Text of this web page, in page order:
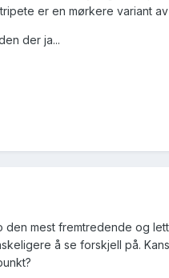
er en mørkere variant
der ja...
mest fremtredende og
å se forskjell på.